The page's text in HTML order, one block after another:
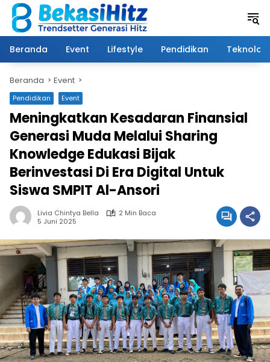
Langsung
konten
Beranda
Event Lifestyle Pendidikan Teknologi
Beranda Event
Pendidikan Event
Meningkatkan Kesadaran Finansial
Generasi Muda Melalui Sharing
Knowledge Edukasi Bijak
Berinvestasi Di Era Digital Untuk
Siswa SMPIT Al-Ansori
Livia Chintya Bella
2 Min Baca
5 Juni 2025